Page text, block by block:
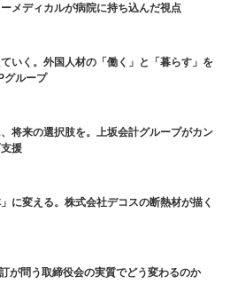
メディカルが病院に持ち込んだ視点
いく。外国人材の「働く」と「暮らす」を
グループ
将来の選択肢を。上坂会計グループがカン
援
に変える。株式会社デコスの断熱材が描く
が問う取締役会の実質でどう変わるのか